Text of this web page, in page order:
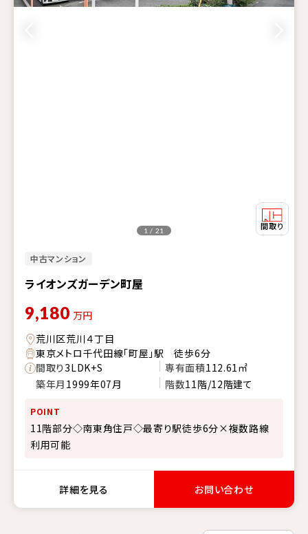
中古マンション
ライオンズガーデン町屋
1 / 21
9,180 万円
荒川区荒川４丁目
東京メトロ千代田線「町屋」駅 徒歩6分
間取り3LDK+S 専有面積112.61㎡
築年月 1999年07月 階数11階/12階建て
POINT
11階部分◇南東角住戸◇最寄り駅徒歩6分×複数路線
利用可能
詳細を見る お問い合わせ